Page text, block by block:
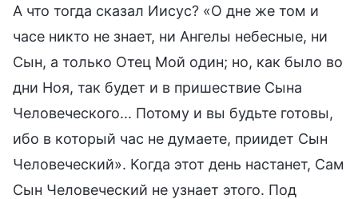
А что тогда сказал Иисус? «О дне же том и
часе никто не знает, ни Ангелы небесные, ни
Сын, а только Отец Мой один; но, как было во
дни Ноя, так будет и в пришествие Сына
Человеческого... Потому и вы будьте готовы,
ибо в который час не думаете, приидет Сын
Человеческий». Когда этот день настанет, Сам
Сын Человеческий не узнает этого. Под